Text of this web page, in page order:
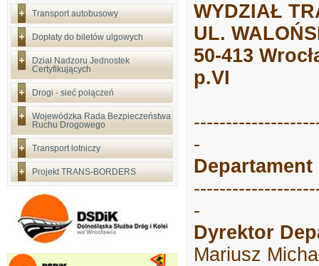
Transport autobusowy
Dopłaty do biletów ulgowych
Dział Nadzoru Jednostek
Certyfikujących
Drogi - sieć połączeń
Wojewódzka Rada Bezpieczeństwa
Ruchu Drogowego
Transport lotniczy
Projekt TRANS-BORDERS
WYDZIAŁ
UL.
50-413
p.VI
-
-
Dyrektor
Mariusz